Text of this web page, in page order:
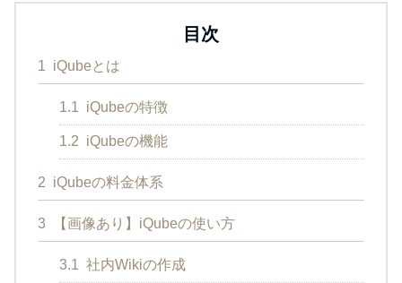
目次
1 iQubeとは
1.1 iQubeの特徴
1.2 iQubeの機能
2 iQubeの料金体系
3 【画像あり】iQubeの使い方
3.1 社内Wikiの作成